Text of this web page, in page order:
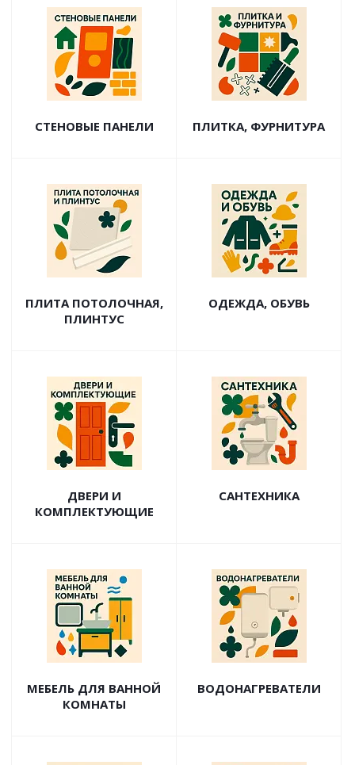
СТЕНОВЫЕ ПАНЕЛИ ПЛИТКА, ФУРНИТУРА
ПЛИТА ПОТОЛОЧНАЯ,
ПЛИНТУС
ОДЕЖДА, ОБУВЬ
ДВЕРИ И
КОМПЛЕКТУЮЩИЕ
САНТЕХНИКА
МЕБЕЛЬ ДЛЯ ВАННОЙ
КОМНАТЫ
ВОДОНАГРЕВАТЕЛИ